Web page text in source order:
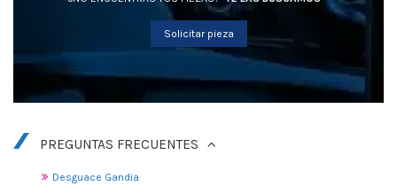
Solicitar pieza
PREGUNTAS FRECUENTES
Desguace Gandia